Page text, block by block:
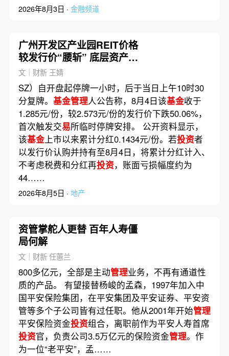
2026年8月3日 · 金融频道
广州开发区产业园REIT价格
较发行价“腰斩” 底层资产出
租率降至67%
文｜财新 王婧
SZ）自开盘起停牌一小时，后于当日上午10时30
分复牌。 基金管理人公告称，8月4日该基金收于
1.285元/份，较2.573元/份的发行价下跌50.06%，
首次触发交易所临时停牌安排。 公开资料显示，
该基金上市以来累计分红0.1434元/份。若投资者
以发行价认购并持有至8月4日，将累计分红计入、
不考虑税费和分红再投资，账面亏损幅度约为
44……
2026年8月5日 · 地产
资管掌舵人更替 百年人寿僵
局何解
文｜财新 任蕙兰
800多亿元，全部是主动管理业务，不再有通道性
质的产品。 有望接替杨峻的孟森，1997年加入中
国平安保险集团，在平安集团及平安证券、平安资
管等多个子公司皆有过任职。他从2001年开始管理
平安保险资金投资组合，离职前作为平安人寿首席
投资官，负责公司3.5万亿元的保险资金管理。作
为一位“老平安”，孟……